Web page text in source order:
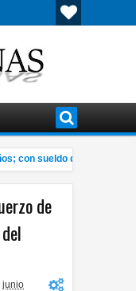
con sueldo desde 19 mil
de
junio